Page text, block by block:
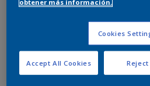
900 ML
Cantidad Calculadora
obtener más información.
Cookies
Reject
Accept All Cookies